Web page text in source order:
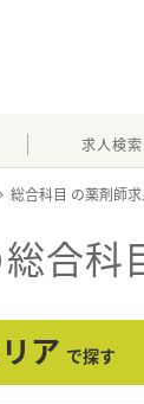
求人検索
総合科目
合科
ア で探す